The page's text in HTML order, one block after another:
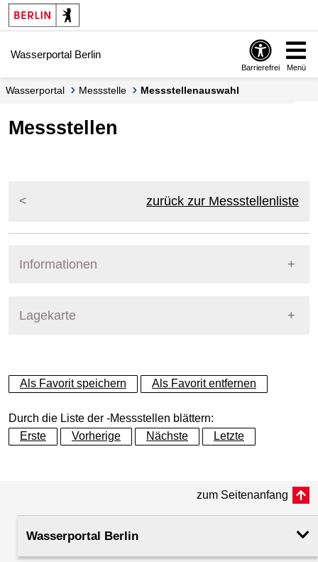
Springe zur Navigation
Springe zum Inhalt
Wasserportal Berlin
Barrierefrei Menü
Wasserportal Messstelle Messstellenauswahl
Messstellen
zurück zur Messstellenliste
Informationen
Lagekarte
+
−
Als Favorit speichern Als Favorit entfernen
Durch die Liste der -Messstellen blättern:
Erste
Vorherige Nächste Letzte
zum Seitenanfang
Wasserportal Berlin